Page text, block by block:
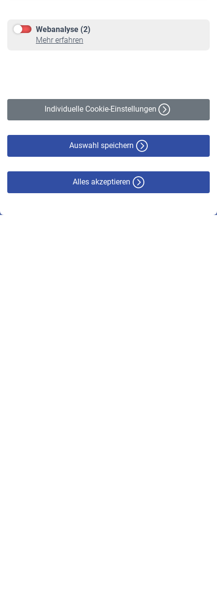
Webanalyse (2)
Mehr erfahren
Individuelle Cookie-Einstellungen
Auswahl speichern
Alles akzeptieren
Online-Rechner
VBLnewsletter
Erklärung zur Barrierefreiheit
© VBL 2026